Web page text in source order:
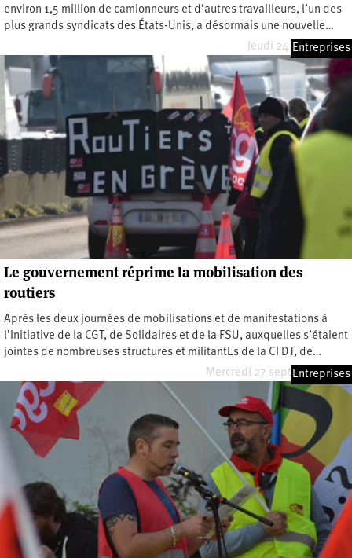
environ 1,5 million de camionneurs et d’autres travailleurs, l’un des
plus grands syndicats des États-Unis, a désormais une nouvelle…
Jeudi 24 février 2022
Entreprises
Le gouvernement réprime la mobilisation des
routiers
Après les deux journées de mobilisations et de manifestations à
l’initiative de la CGT, de Solidaires et de la FSU, auxquelles s’étaient
jointes de nombreuses structures et militantEs de la CFDT, de…
Mercredi 27 septembre 2017
Entreprises